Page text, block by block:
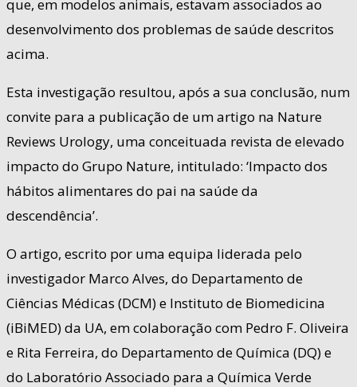
que, em modelos animais, estavam associados ao
desenvolvimento dos problemas de saúde descritos
acima.
Esta investigação resultou, após a sua conclusão, num
convite para a publicação de um artigo na Nature
Reviews Urology, uma conceituada revista de elevado
impacto do Grupo Nature, intitulado: ‘Impacto dos
hábitos alimentares do pai na saúde da
descendência’.
O artigo, escrito por uma equipa liderada pelo
investigador Marco Alves, do Departamento de
Ciências Médicas (DCM) e Instituto de Biomedicina
(iBiMED) da UA, em colaboração com Pedro F. Oliveira
e Rita Ferreira, do Departamento de Química (DQ) e
do Laboratório Associado para a Química Verde